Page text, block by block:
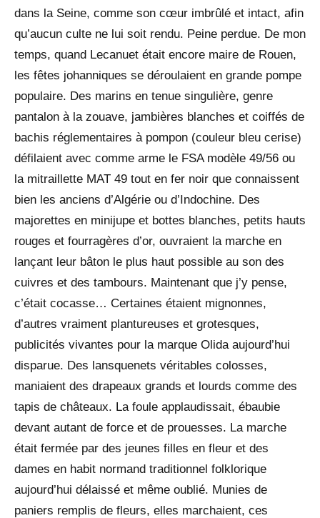
dans la Seine, comme son cœur imbrûlé et intact, afin
qu’aucun culte ne lui soit rendu. Peine perdue. De mon
temps, quand Lecanuet était encore maire de Rouen,
les fêtes johanniques se déroulaient en grande pompe
populaire. Des marins en tenue singulière, genre
pantalon à la zouave, jambières blanches et coiffés de
bachis réglementaires à pompon (couleur bleu cerise)
défilaient avec comme arme le FSA modèle 49/56 ou
la mitraillette MAT 49 tout en fer noir que connaissent
bien les anciens d’Algérie ou d’Indochine. Des
majorettes en minijupe et bottes blanches, petits hauts
rouges et fourragères d’or, ouvraient la marche en
lançant leur bâton le plus haut possible au son des
cuivres et des tambours. Maintenant que j’y pense,
c’était cocasse… Certaines étaient mignonnes,
d’autres vraiment plantureuses et grotesques,
publicités vivantes pour la marque Olida aujourd’hui
disparue. Des lansquenets véritables colosses,
maniaient des drapeaux grands et lourds comme des
tapis de châteaux. La foule applaudissait, ébaubie
devant autant de force et de prouesses. La marche
était fermée par des jeunes filles en fleur et des
dames en habit normand traditionnel folklorique
aujourd’hui délaissé et même oublié. Munies de
paniers remplis de fleurs, elles marchaient, ces